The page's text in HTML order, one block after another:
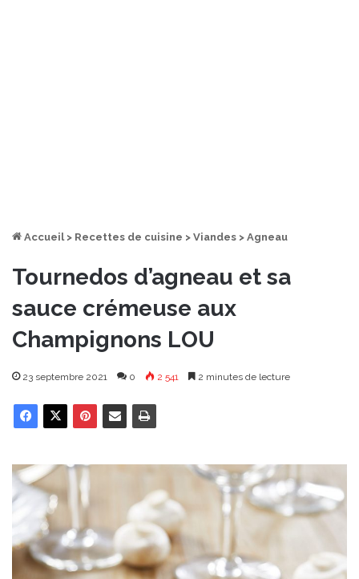
Accueil > Recettes de cuisine > Viandes > Agneau
Tournedos d’agneau et sa
sauce crémeuse aux
Champignons LOU
23 septembre 2021 0 2 541 2 minutes de lecture